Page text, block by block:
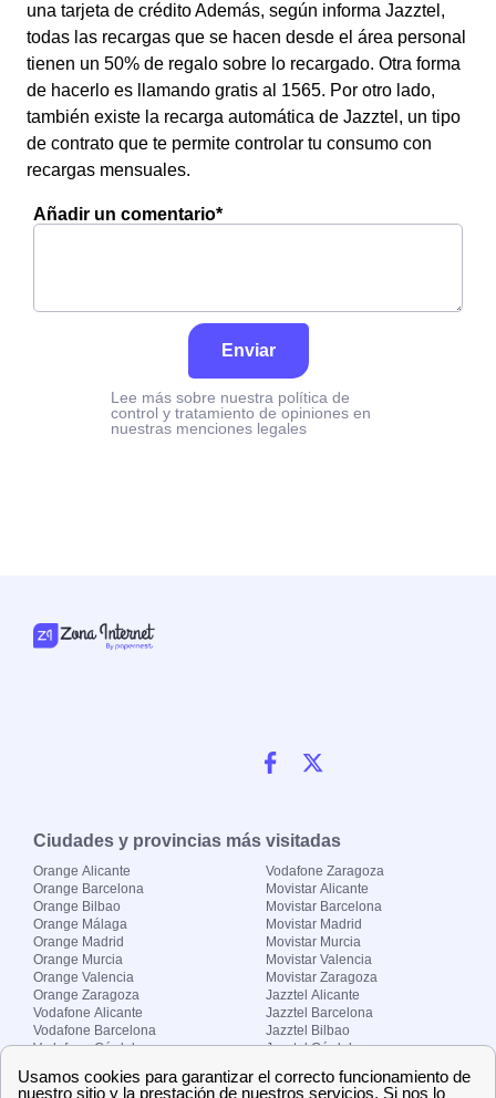
una tarjeta de crédito Además, según informa Jazztel,
todas las recargas que se hacen desde el área personal
tienen un 50% de regalo sobre lo recargado. Otra forma
de hacerlo es llamando gratis al 1565. Por otro lado,
también existe la recarga automática de Jazztel, un tipo
de contrato que te permite controlar tu consumo con
recargas mensuales.
Añadir un comentario*
Enviar
Lee más sobre nuestra política de
control y tratamiento de opiniones en
nuestras menciones legales
Ciudades y provincias más visitadas
Orange Alicante
Orange Barcelona
Orange Bilbao
Orange Málaga
Orange Madrid
Orange Murcia
Orange Valencia
Orange Zaragoza
Vodafone Alicante
Vodafone Barcelona
Vodafone Córdoba
Vodafone Madrid
Vodafone Zaragoza
Movistar Alicante
Movistar Barcelona
Movistar Madrid
Movistar Murcia
Movistar Valencia
Movistar Zaragoza
Jazztel Alicante
Jazztel Barcelona
Jazztel Bilbao
Jazztel Córdoba
Jazztel Málaga